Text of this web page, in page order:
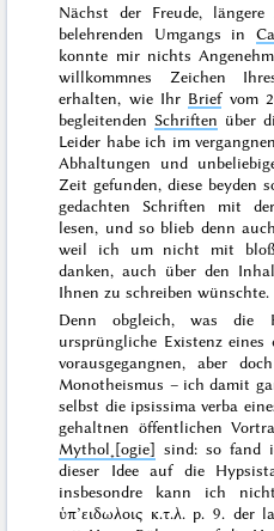
Nächst der Freude,
belehrenden Umgangs in
konnte mir nichts
willkommnes Zeichen
erhalten, wie Ihr Briefvom
begleitenden Schriften über
Leider habe ich im vergangnen
Abhaltungen und
Zeit gefunden, diese beyden
gedachten Schriften mit
lesen, und so blieb denn
weil ich um nicht mit
danken, auch über den
Ihnen zu schreiben wünschte.
Denn obgleich, was die
ursprüngliche Existenz
vorausgegangnen, aber
Monotheismus – ich damit
selbst die ipsissima verba
gehaltnen öffentlichen
Mythol˖[ogie] sind: so fand
dieser Idee auf die
insbesondre kann ich
ὑπ’ειδωλοις κ.τ.λ.p. 9. der